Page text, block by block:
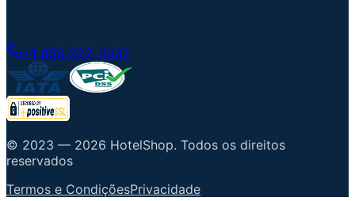
+1 858-222-4037
© 2023 — 2026 HotelShop. Todos os direitos
reservados
Termos e CondiçõesPrivacidade